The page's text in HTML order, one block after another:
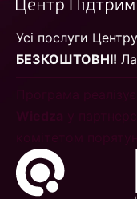
Усі послуги
БЕЗКОШТОВНІ!